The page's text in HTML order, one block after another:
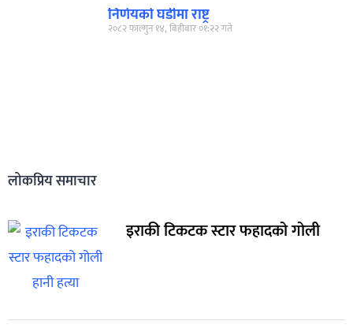
निर्णयको घडीमा राष्ट्र
२०८२ फाल्गुन १४, बिहीबार ०१:२२ गते
लोकप्रिय समाचार
इराकी टिकटक स्टार फहादको गोली